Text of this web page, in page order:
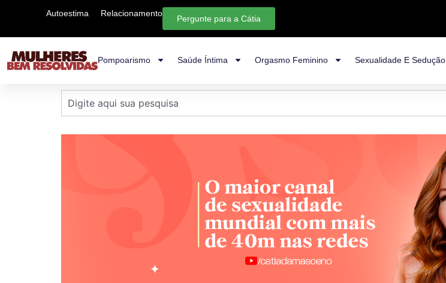
Autoestima Relacionamento
Pergunte para a Cátia
Pompoarismo Saúde Íntima Orgasmo Feminino Sexualidade E Sedução